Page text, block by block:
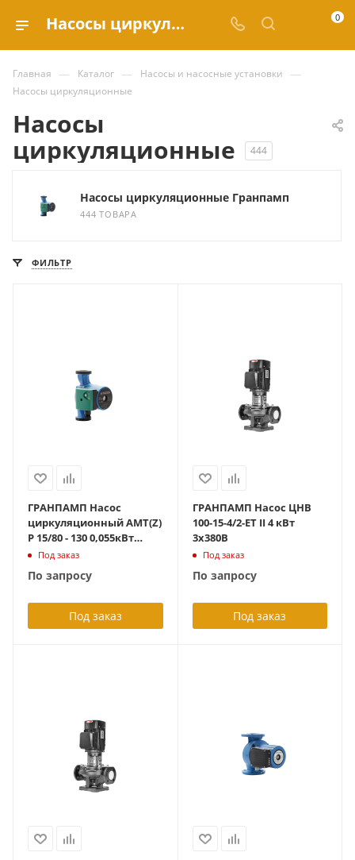
Насосы циркуляционные купить по выгодным ценам в каталоге Valve.ru 0
Главная — Каталог — Насосы и насосные установки —
Насосы циркуляционные
Насосы
циркуляционные
444
Насосы циркуляционные Гранпамп
444 ТОВАРА
ФИЛЬТР
ГРАНПАМП Насос
циркуляционный AMT(Z)
P 15/80 - 130 0,055кВт
1х230В
Под заказ
По запросу
Под заказ
ГРАНПАМП Насос ЦНВ
100-15-4/2-ET II 4 кВт
3х380В
Под заказ
По запросу
Под заказ